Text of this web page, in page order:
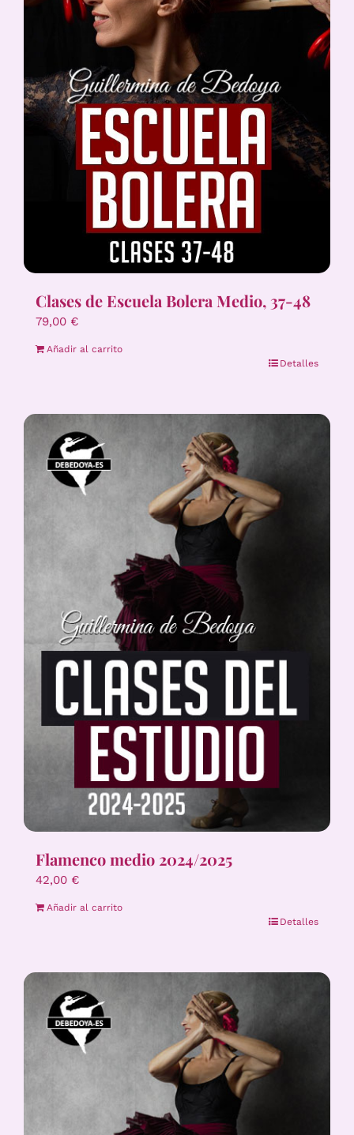
Clases de Escuela Bolera Medio, 37-48
79,00 €
Añadir al carrito
Detalles
Flamenco medio 2024/2025
42,00 €
Añadir al carrito
Detalles